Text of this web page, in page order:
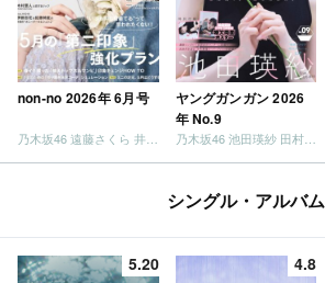
non-no 2026年 6月号
ヤングガンガン 2026
年 No.9
乃木坂46 池田瑛紗 田村真佑
シングル・アルバム
5.20 4.8